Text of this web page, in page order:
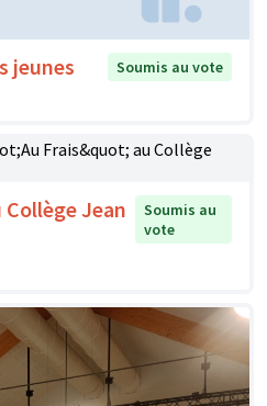
jeunes
Soumis au vote
Collège Jean
Soumis au
vote